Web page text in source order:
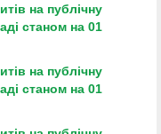
на публічну
станом на 01
на публічну
станом на 01